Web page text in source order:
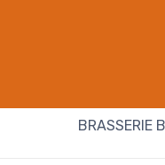
BRASSERIE